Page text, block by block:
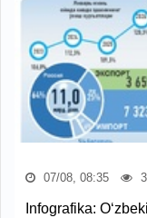
07/08, 08:35
Infografika: